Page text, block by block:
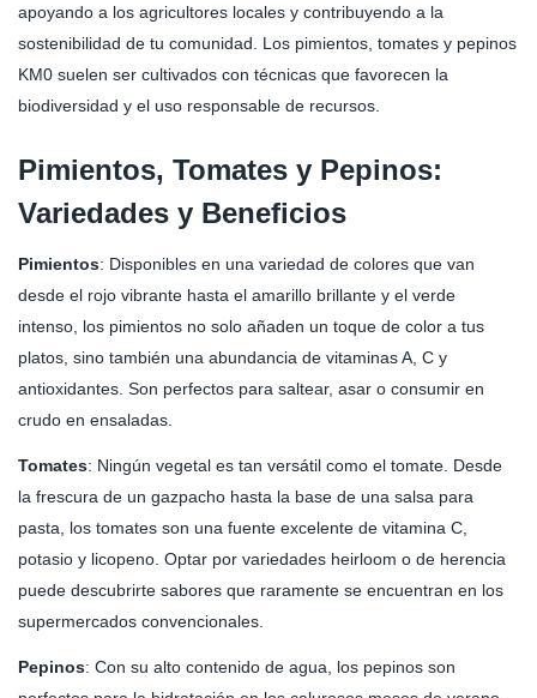
apoyando a los agricultores locales y contribuyendo a la
sostenibilidad de tu comunidad. Los pimientos, tomates y pepinos
KM0 suelen ser cultivados con técnicas que favorecen la
biodiversidad y el uso responsable de recursos.
Pimientos, Tomates y Pepinos:
Variedades y Beneficios
Pimientos: Disponibles en una variedad de colores que van
desde el rojo vibrante hasta el amarillo brillante y el verde
intenso, los pimientos no solo añaden un toque de color a tus
platos, sino también una abundancia de vitaminas A, C y
antioxidantes. Son perfectos para saltear, asar o consumir en
crudo en ensaladas.
Tomates: Ningún vegetal es tan versátil como el tomate. Desde
la frescura de un gazpacho hasta la base de una salsa para
pasta, los tomates son una fuente excelente de vitamina C,
potasio y licopeno. Optar por variedades heirloom o de herencia
puede descubrirte sabores que raramente se encuentran en los
supermercados convencionales.
Pepinos: Con su alto contenido de agua, los pepinos son